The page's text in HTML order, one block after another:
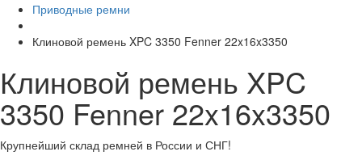
Приводные ремни
Клиновой ремень XPC 3350 Fenner 22x16x3350
Клиновой ремень XPC
3350 Fenner 22x16x3350
Крупнейший склад ремней в России и СНГ!